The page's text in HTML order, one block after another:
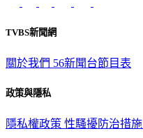
TVBS新聞網
關於我們 56新聞台節目表
政策與隱私
隱私權政策 性騷擾防治措施